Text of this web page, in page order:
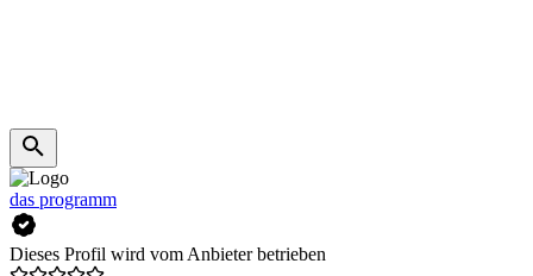
das programm
Dieses Profil wird vom Anbieter betrieben